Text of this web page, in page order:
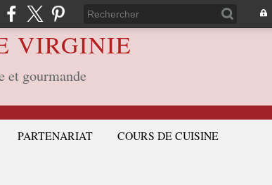
VIRGINIE
et gourmande
PARTENARIAT COURS DE CUISINE